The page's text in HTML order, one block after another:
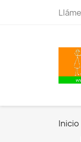
Inicio